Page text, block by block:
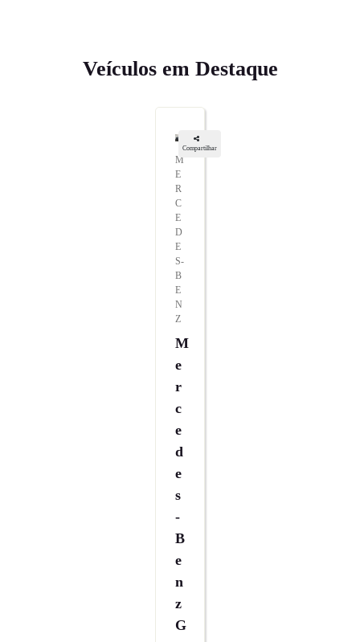
Veículos em Destaque
Compartilhar
M
E
R
C
E
D
E
S-
B
E
N
Z
M
E
R
C
E
D
E
S
-
B
E
N
Z
G